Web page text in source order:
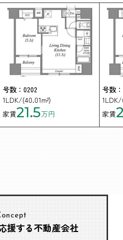
号数：0202
1LDK/(40.01m²)
家賃21.5万円
号数
1LDK/
家賃
援する不動産会社